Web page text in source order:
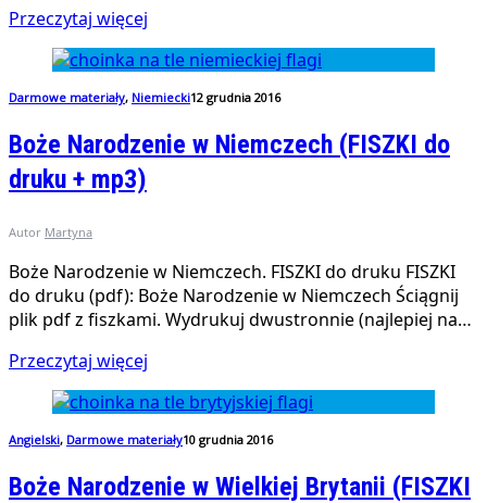
Przeczytaj więcej
Darmowe materiały, Niemiecki12 grudnia 2016
Boże Narodzenie w Niemczech (FISZKI do
druku + mp3)
Autor Martyna
Boże Narodzenie w Niemczech. FISZKI do druku FISZKI
do druku (pdf): Boże Narodzenie w Niemczech Ściągnij
plik pdf z fiszkami. Wydrukuj dwustronnie (najlepiej na…
Przeczytaj więcej
Angielski, Darmowe materiały10 grudnia 2016
Boże Narodzenie w Wielkiej Brytanii (FISZKI